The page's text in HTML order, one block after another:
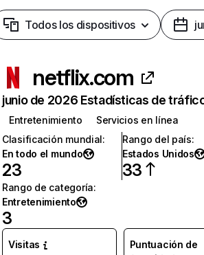
Todos los dispositivos
netflix.com
junio de 2026 Estadísticas de
Entretenimiento
Servicios en línea
Clasificación mundial:
En todo el mundo
23
Rango del país:
Estados Unidos
33
Rango de categoría:
Entretenimiento
3
Visitas
Puntuación de